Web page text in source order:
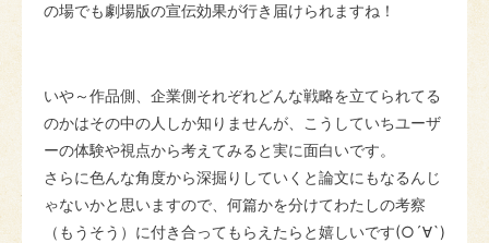
の場でも劇場版の宣伝効果が行き届けられますね！
いや～作品側、企業側それぞれどんな戦略を立てられてる
のかはその中の人しか知りませんが、こうしていちユーザ
ーの体験や視点から考えてみると実に面白いです。
さらに色んな角度から深掘りしていくと論文にもなるんじ
ゃないかと思いますので、何篇かを分けてわたしの考察
（もうそう）に付き合ってもらえたらと嬉しいです(○´∀`)